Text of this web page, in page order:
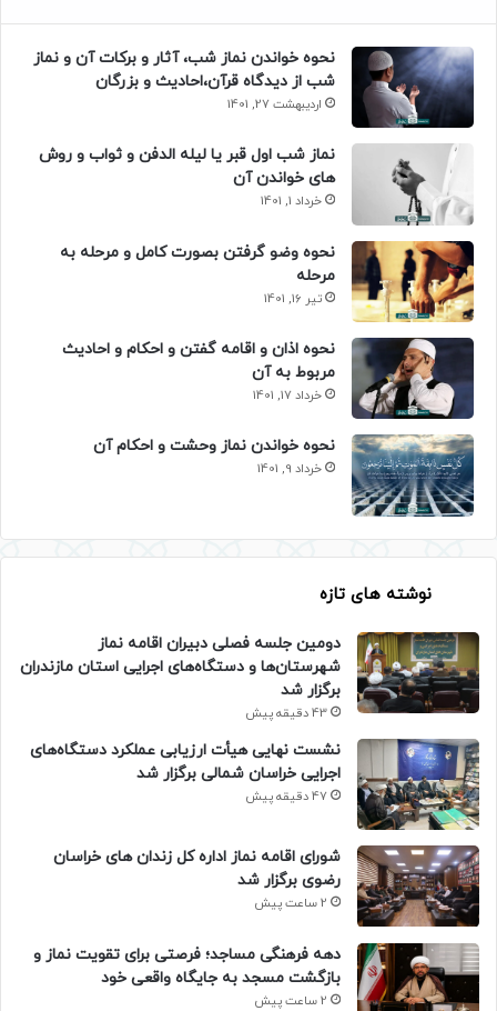
نحوه خواندن نماز شب، آثار و برکات آن و نماز
شب از دیدگاه قرآن،احادیث و بزرگان
اردیبهشت 27, 1401
نماز شب اول قبر یا لیله الدفن و ثواب و روش
های خواندن آن
خرداد 1, 1401
نحوه وضو گرفتن بصورت کامل و مرحله به
مرحله
تیر 16, 1401
نحوه اذان و اقامه گفتن و احکام و احادیث
مربوط به آن
خرداد 17, 1401
نحوه خواندن نماز وحشت و احکام آن
خرداد 9, 1401
نوشته های تازه
دومین جلسه فصلی دبیران اقامه نماز
شهرستان‌ها و دستگاه‌های اجرایی استان مازندران
برگزار شد
43 دقیقه پیش
نشست نهایی هیأت ارزیابی عملکرد دستگاه‌های
اجرایی خراسان شمالی برگزار شد
47 دقیقه پیش
شورای اقامه نماز اداره کل زندان های خراسان
رضوی برگزار شد
2 ساعت پیش
دهه فرهنگی مساجد؛ فرصتی برای تقویت نماز و
بازگشت مسجد به جایگاه واقعی خود
2 ساعت پیش